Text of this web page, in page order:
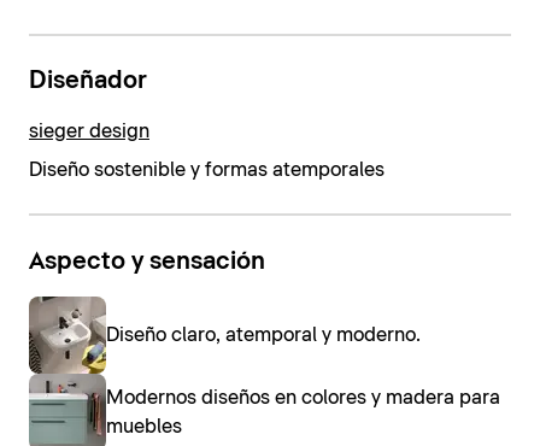
Diseñador
sieger design
Diseño sostenible y formas atemporales
Aspecto y sensación
Diseño claro, atemporal y moderno.
Modernos diseños en colores y madera para
muebles